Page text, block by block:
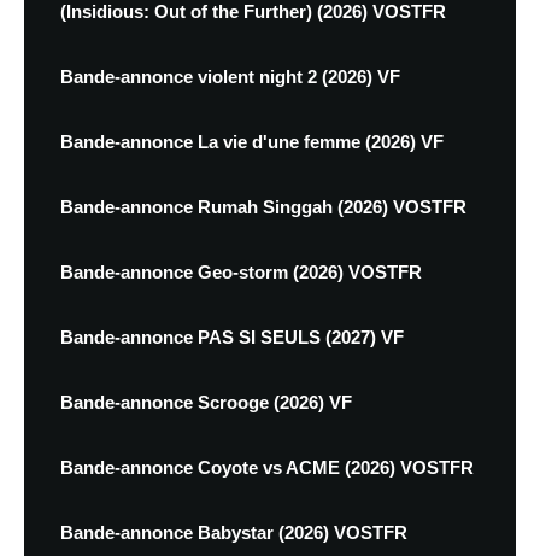
(Insidious: Out of the Further) (2026) VOSTFR
Bande-annonce violent night 2 (2026) VF
Bande-annonce La vie d'une femme (2026) VF
Bande-annonce Rumah Singgah (2026) VOSTFR
Bande-annonce Geo-storm (2026) VOSTFR
Bande-annonce PAS SI SEULS (2027) VF
Bande-annonce Scrooge (2026) VF
Bande-annonce Coyote vs ACME (2026) VOSTFR
Bande-annonce Babystar (2026) VOSTFR